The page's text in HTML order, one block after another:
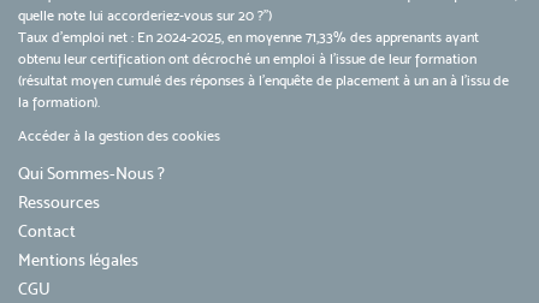
quelle note lui accorderiez-vous sur 20 ?")
Taux d’emploi net : En 2024-2025, en moyenne 71,33% des apprenants ayant
obtenu leur certification ont décroché un emploi à l'issue de leur formation
(résultat moyen cumulé des réponses à l'enquête de placement à un an à l'issu de
la formation).
Accéder à la gestion des cookies
Qui Sommes-Nous ?
Ressources
Contact
Mentions légales
CGU